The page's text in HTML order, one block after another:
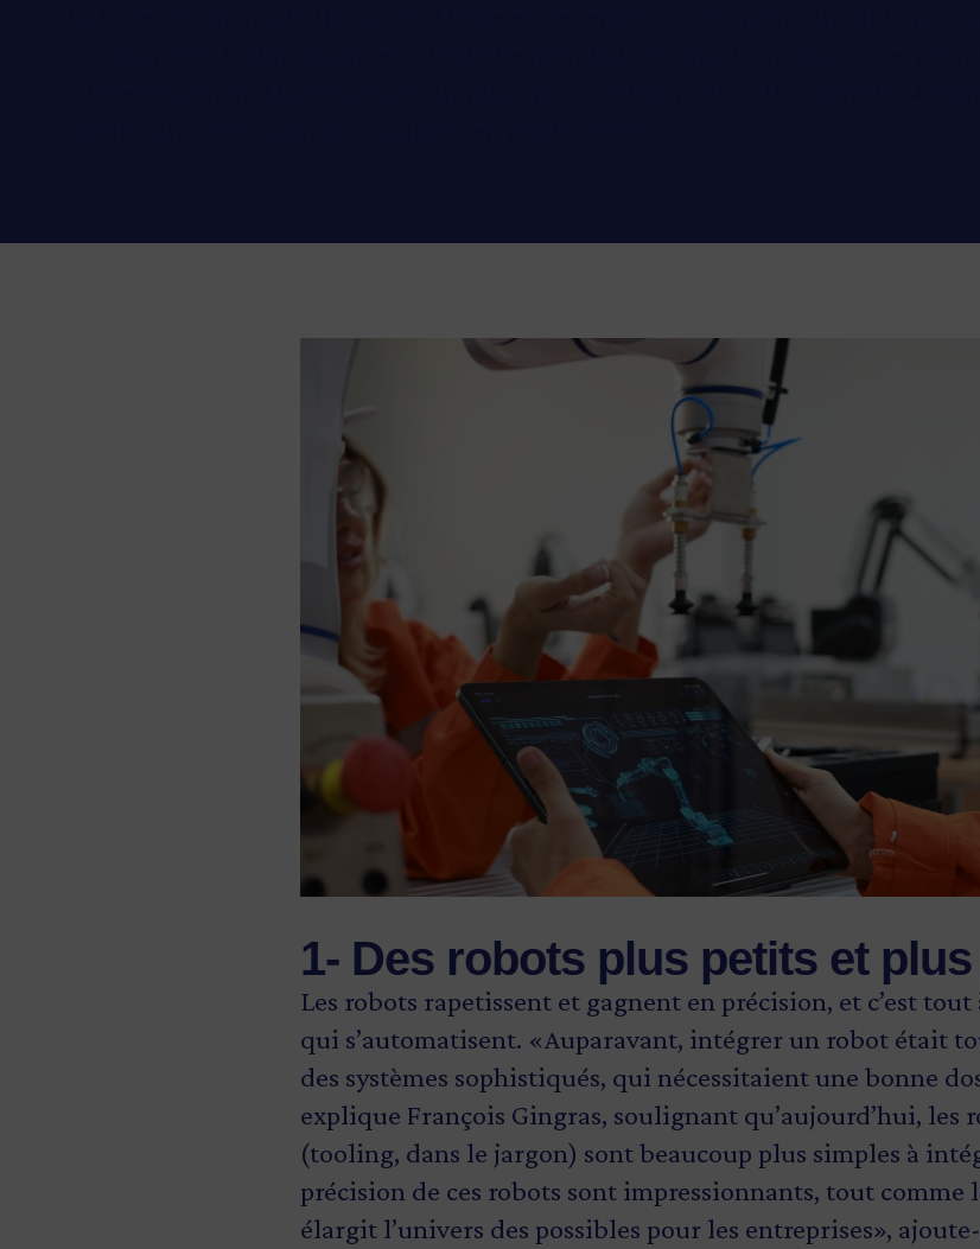
1- Des robots plus petits et
Les robots rapetissent et gagnent en précision, et c’est tout
qui s’automatisent. «Auparavant, intégrer un robot était
des systèmes sophistiqués, qui nécessitaient une bonne
explique François Gingras, soulignant qu’aujourd’hui, les
(tooling, dans le jargon) sont beaucoup plus simples à
précision de ces robots sont impressionnants, tout
élargit l’univers des possibles pour les entreprises»,